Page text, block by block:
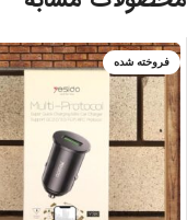
فروخته شده